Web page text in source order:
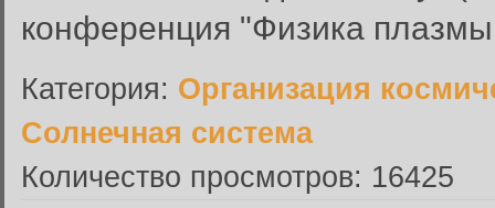
конференция "Физика
Категория: Организация
Солнечная система
Количество просмотров: 16425